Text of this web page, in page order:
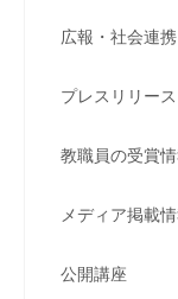
広報・社会連携
プレスリリース
教職員の受賞
メディア掲載
公開講座